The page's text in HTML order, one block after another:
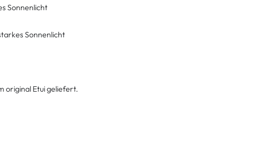
Sonnenlicht
Sonnenlicht
original Etui geliefert.